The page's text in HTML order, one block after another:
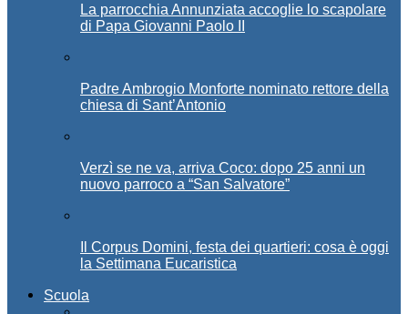
La parrocchia Annunziata accoglie lo scapolare
di Papa Giovanni Paolo II
Padre Ambrogio Monforte nominato rettore della
chiesa di Sant’Antonio
Verzì se ne va, arriva Coco: dopo 25 anni un
nuovo parroco a “San Salvatore”
Il Corpus Domini, festa dei quartieri: cosa è oggi
la Settimana Eucaristica
Scuola